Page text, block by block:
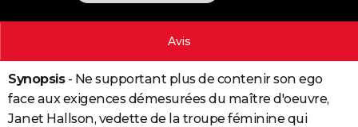
PHOTO
BONS PLANS
CARTE DE VOEUX
Avis
Synopsis- Ne supportant plus de contenir son ego
face aux exigences démesurées du maître d'oeuvre,
Janet Hallson, vedette de la troupe féminine qui